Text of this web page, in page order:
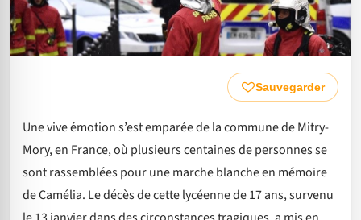
Sauvegarder
Une vive émotion s’est emparée de la commune de Mitry-
Mory, en France, où plusieurs centaines de personnes se
sont rassemblées pour une marche blanche en mémoire
de Camélia. Le décès de cette lycéenne de 17 ans, survenu